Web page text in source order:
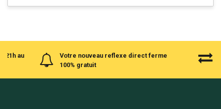
21h au
Votre nouveau reflexe direct ferme
100% gratuit